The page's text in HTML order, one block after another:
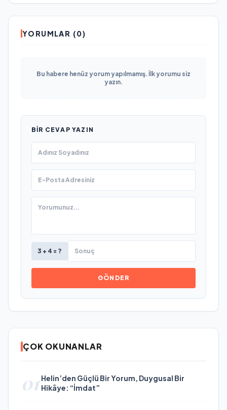
YORUMLAR (0)
Bu habere henüz yorum yapılmamış. İlk yorumu siz
yazın.
BIR CEVAP YAZIN
3 + 4 = ?
GÖNDER
ÇOK OKUNANLAR
01 Helin’den Güçlü Bir Yorum, Duygusal Bir
Hikâye: “İmdat”